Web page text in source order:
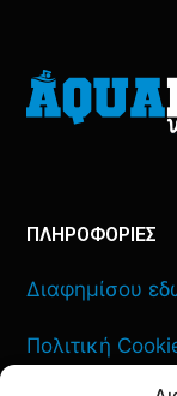
ΠΛΗΡΟΦΟΡΙΕΣ
Διαφημίσου
Πολιτική